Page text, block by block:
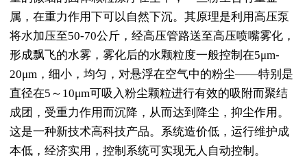
属，在重力作用下可以自然下沉。其原理是利用高压泵
将水加压至50-70公斤，经高压管路送至高压喷嘴雾化，
形成飘飞的水雾，雾化后的水颗粒度一般控制在5μm-
20μm，细小，均匀，对悬浮在空气中的粉尘——特别是
直径在5～10μm可吸入粉尘颗粒进行有效的吸附而聚结
成团，受重力作用而沉降，从而达到降尘，抑尘作用。
这是一种新技术高科技产品。系统造价低，运行维护成
本低，经济实用，控制系统可实现无人自动控制。